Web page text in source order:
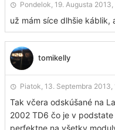
Pondelok, 19. Augusta 2013,
už mám síce dlhšie káblik,
tomikelly
Piatok, 13. Septembra 2013,
Tak včera odskúšané na
2002 TD6 čo je v